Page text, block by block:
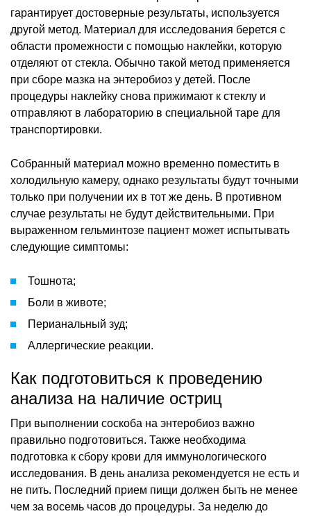
гарантирует достоверные результаты, используется
другой метод. Материал для исследования берется с
области промежности с помощью наклейки, которую
отделяют от стекла. Обычно такой метод применяется
при сборе мазка на энтеробиоз у детей. После
процедуры наклейку снова прижимают к стеклу и
отправляют в лабораторию в специальной таре для
транспортировки.
Собранный материал можно временно поместить в
холодильную камеру, однако результаты будут точными
только при получении их в тот же день. В противном
случае результаты не будут действительными. При
выраженном гельминтозе пациент может испытывать
следующие симптомы:
Тошнота;
Боли в животе;
Перианальный зуд;
Аллергические реакции.
Как подготовиться к проведению
анализа на наличие остриц
При выполнении соскоба на энтеробиоз важно
правильно подготовиться. Также необходима
подготовка к сбору крови для иммунологического
исследования. В день анализа рекомендуется не есть и
не пить. Последний прием пищи должен быть не менее
чем за восемь часов до процедуры. За неделю до